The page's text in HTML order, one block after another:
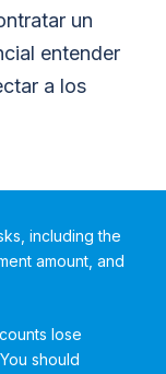
un
entender
a los
including the
amount, and
lose
should